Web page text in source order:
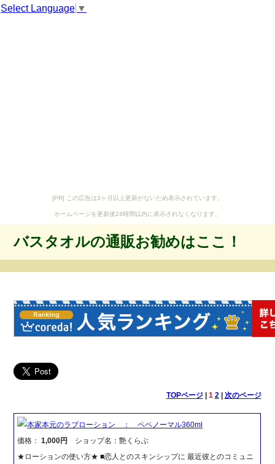
Select Language ▼
[PR] この広告は3ヶ月以上更新がないため表示されています。
ホームページを更新後24時間以内に表示されなくなります。
バスタオルの通販お勧めはここ！
TOPページ| 1 2| 次のページ
本家本元のラブローション ： ペペノーマル360ml
価格：1,000円
ショップ名：艶くらぶ
★ローションの使い方★ ■恋人とのスキンシップに 最近彼とのコミュニ